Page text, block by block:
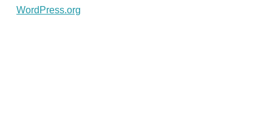
WordPress.org